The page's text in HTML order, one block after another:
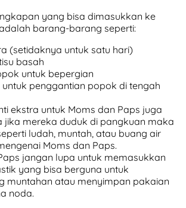
yang bisa dimasukkan ke
barang-barang seperti:
(setidaknya untuk satu hari)
basah
untuk bepergian
penggantian popok di tengah
ekstra untuk Moms dan Paps juga
jika mereka duduk di pangkuan maka
ludah, muntah, atau buang air
Moms dan Paps.
jangan lupa untuk memasukkan
yang bisa berguna untuk
muntahan atau menyimpan pakaian
noda.